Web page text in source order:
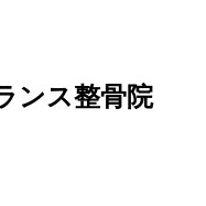
ンス整骨院